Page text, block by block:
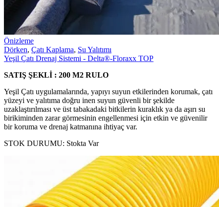
Önizleme
Dörken, Çatı Kaplama, Su Yalıtımı
Yeşil Çatı Drenaj Sistemi - Delta®-Floraxx TOP
SATIŞ ŞEKLİ : 200 M2 RULO
Yeşil Çatı uygulamalarında, yapıyı suyun etkilerinden korumak, çatı
yüzeyi ve yalıtıma doğru inen suyun güvenli bir şekilde
uzaklaştırılması ve üst tabakadaki bitkilerin kuraklık ya da aşırı su
birikiminden zarar görmesinin engellenmesi için etkin ve güvenilir
bir koruma ve drenaj katmanına ihtiyaç var.
STOK DURUMU: Stokta Var